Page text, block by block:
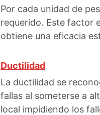
Por cada unidad de
requerido. Este factor
obtiene una eficacia
Ductilidad
La ductilidad se
fallas al someterse a
local impidiendo los